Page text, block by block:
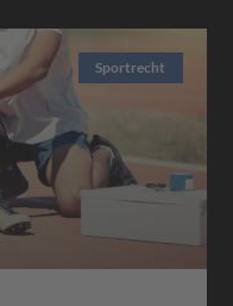
Sportrecht